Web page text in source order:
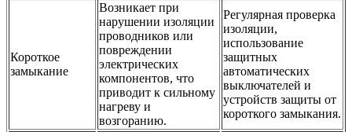
Короткое
замыкание
Возникает при
нарушении изоляции
проводников или
повреждении
электрических
компонентов, что
приводит к сильному
нагреву и
возгоранию.
Регулярная проверка
изоляции,
использование
защитных
автоматических
выключателей и
устройств защиты от
короткого замыкания.